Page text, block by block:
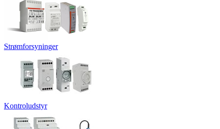
Strømforsyninger
Kontroludstyr